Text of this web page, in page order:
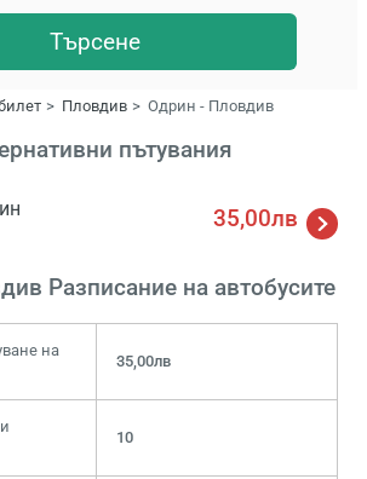
Търсене
Пловдив Одрин - Пловдив
пътувания
35,00лв
Разписание на автобусите
на
35,00лв
10